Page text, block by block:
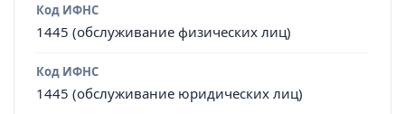
Код ИФНС
1445 (обслуживание физических лиц)
Код ИФНС
1445 (обслуживание юридических лиц)